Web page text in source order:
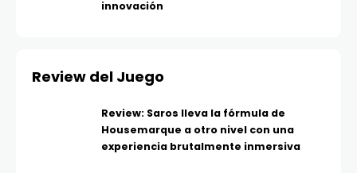
innovación
Review del Juego
Review: Saros lleva la fórmula de
Housemarque a otro nivel con una
experiencia brutalmente inmersiva